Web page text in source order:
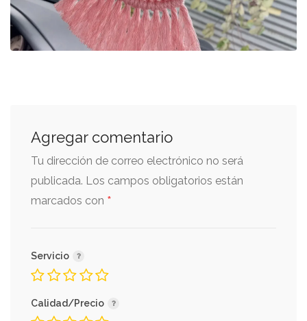
Agregar comentario
Tu dirección de correo electrónico no será
publicada. Los campos obligatorios están
marcados con *
Servicio
Calidad/Precio